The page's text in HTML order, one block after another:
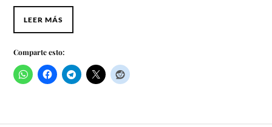
LEER MÁS
Comparte esto: